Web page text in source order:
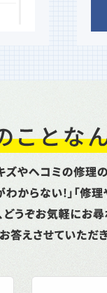
い
し